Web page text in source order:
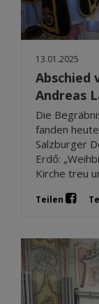
13.01.2025
Abschied
Andreas
Die
fanden
Salzburger
Erdő:
Kirche treu
Teilen